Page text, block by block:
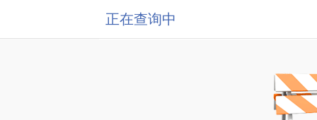
正在查询中